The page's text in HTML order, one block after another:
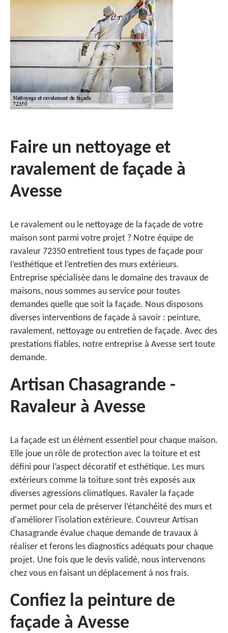
Faire un nettoyage et
ravalement de façade à
Avesse
Le ravalement ou le nettoyage de la façade de votre
maison sont parmi votre projet ? Notre équipe de
ravaleur 72350 entretient tous types de façade pour
l’esthétique et l’entretien des murs extérieurs.
Entreprise spécialisée dans le domaine des travaux de
maisons, nous sommes au service pour toutes
demandes quelle que soit la façade. Nous disposons
diverses interventions de façade à savoir : peinture,
ravalement, nettoyage ou entretien de façade. Avec des
prestations fiables, notre entreprise à Avesse sert toute
demande.
Artisan Chasagrande -
Ravaleur à Avesse
La façade est un élément essentiel pour chaque maison.
Elle joue un rôle de protection avec la toiture et est
défini pour l’aspect décoratif et esthétique. Les murs
extérieurs comme la toiture sont très exposés aux
diverses agressions climatiques. Ravaler la façade
permet pour cela de préserver l’étanchéité des murs et
d'améliorer l'isolation extérieure. Couvreur Artisan
Chasagrande évalue chaque demande de travaux à
réaliser et ferons les diagnostics adéquats pour chaque
projet. Une fois que le devis validé, nous intervenons
chez vous en faisant un déplacement à nos frais.
Confiez la peinture de
façade à Avesse